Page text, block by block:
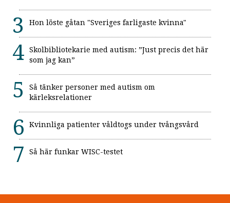
Hon löste gåtan "Sveriges farligaste kvinna"
Skolbibliotekarie med autism: ”Just precis det här
som jag kan”
Så tänker personer med autism om
kärleksrelationer
Kvinnliga patienter våldtogs under tvångsvård
Så här funkar WISC-testet